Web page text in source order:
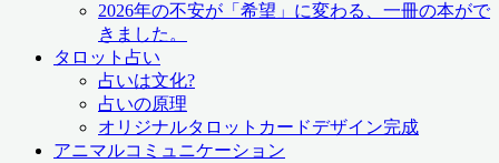
2026年の不安が「希望」に変わる、一冊の本がで
きました。
タロット占い
占いは文化?
占いの原理
オリジナルタロットカードデザイン完成
アニマルコミュニケーション